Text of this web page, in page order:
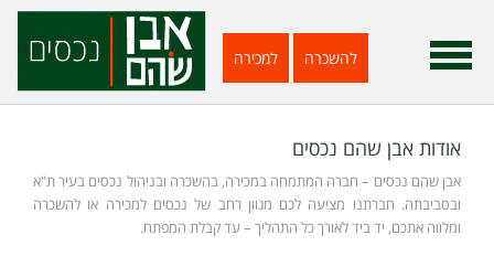
להשכרה למכירה
אודות אבן שהם נכסים
אבן שהם נכסים – חברה המתמחה במכירה, בהשכרה ובניהול נכסים בעיר ת"א
ובסביבתה. חברתנו מציעה לכם מגוון רחב של נכסים למכירה או להשכרה
ומלווה אתכם, יד ביד לאורך כל התהליך – עד קבלת המפתח.